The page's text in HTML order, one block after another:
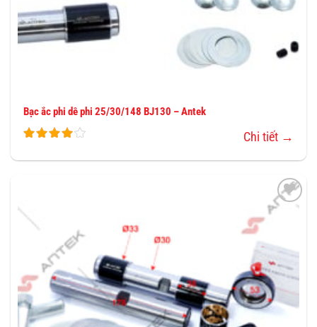
Bạc ắc phi dê phi 25/30/148 BJ130 – Antek
Chi tiết →
THÊM
YÊU